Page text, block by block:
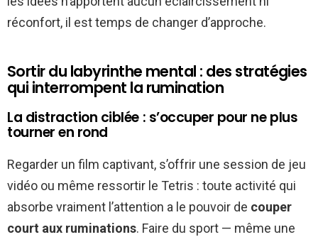
réconfort, il est temps de changer d’approche.
Sortir du labyrinthe mental : des stratégies
qui interrompent la rumination
La distraction ciblée : s’occuper pour ne plus
tourner en rond
Regarder un film captivant, s’offrir une session de jeu
vidéo ou même ressortir le Tetris : toute activité qui
absorbe vraiment l’attention a le pouvoir de couper
court aux ruminations. Faire du sport — même une